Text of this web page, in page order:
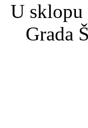
U sklopu
Grada